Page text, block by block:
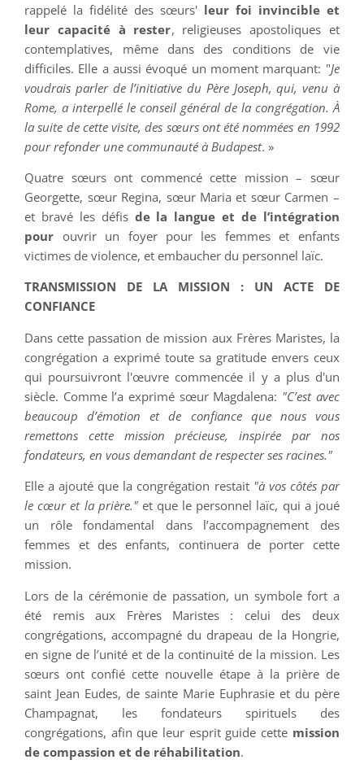
rappelé la fidélité des sœurs' leur foi invincible et
leur capacité à rester, religieuses apostoliques et
contemplatives, même dans des conditions de vie
difficiles. Elle a aussi évoqué un moment marquant: "Je
voudrais parler de l’initiative du Père Joseph, qui, venu à
Rome, a interpellé le conseil général de la congrégation. À
la suite de cette visite, des sœurs ont été nommées en 1992
pour refonder une communauté à Budapest. »
Quatre sœurs ont commencé cette mission – sœur
Georgette, sœur Regina, sœur Maria et sœur Carmen –
et bravé les défis de la langue et de l’intégration
pour ouvrir un foyer pour les femmes et enfants
victimes de violence, et embaucher du personnel laïc.
TRANSMISSION DE LA MISSION : UN ACTE DE
CONFIANCE
Dans cette passation de mission aux Frères Maristes, la
congrégation a exprimé toute sa gratitude envers ceux
qui poursuivront l'œuvre commencée il y a plus d'un
siècle. Comme l’a exprimé sœur Magdalena: "C’est avec
beaucoup d’émotion et de confiance que nous vous
remettons cette mission précieuse, inspirée par nos
fondateurs, en vous demandant de respecter ses racines."
Elle a ajouté que la congrégation restait "à vos côtés par
le cœur et la prière."et que le personnel laïc, qui a joué
un rôle fondamental dans l’accompagnement des
femmes et des enfants, continuera de porter cette
mission.
Lors de la cérémonie de passation, un symbole fort a
été remis aux Frères Maristes : celui des deux
congrégations, accompagné du drapeau de la Hongrie,
en signe de l’unité et de la continuité de la mission. Les
sœurs ont confié cette nouvelle étape à la prière de
saint Jean Eudes, de sainte Marie Euphrasie et du père
Champagnat, les fondateurs spirituels des
congrégations, afin que leur esprit guide cette mission
de compassion et de réhabilitation.